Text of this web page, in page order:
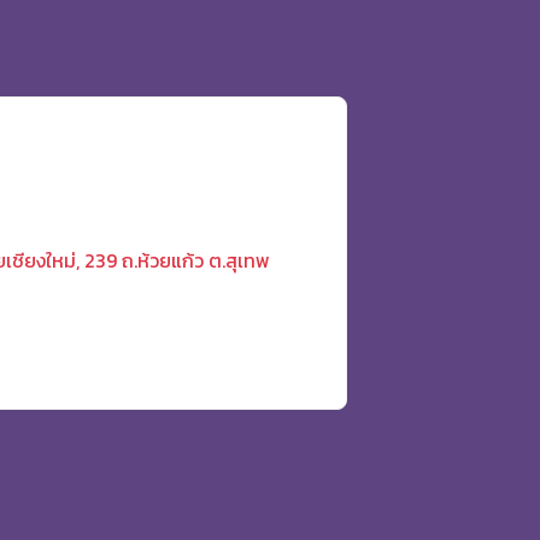
ชียงใหม่, 239 ถ.ห้วยแก้ว ต.สุเทพ